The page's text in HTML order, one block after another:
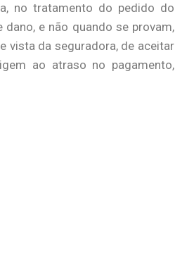
no tratamento do pedido do
e não quando se provam,
vista da seguradora, de aceitar
ao atraso no pagamento,